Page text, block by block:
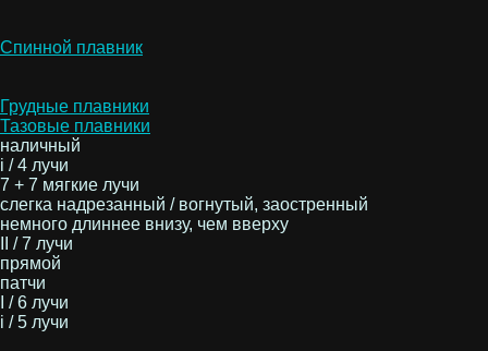
Спинной плавник
Грудные плавники
Тазовые плавники
наличный
i / 4 лучи
7 + 7 мягкие лучи
слегка надрезанный / вогнутый, заостренный
немного длиннее внизу, чем вверху
II / 7 лучи
прямой
патчи
I / 6 лучи
i / 5 лучи